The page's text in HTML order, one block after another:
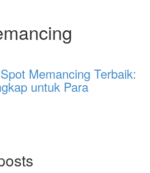
Memancing Terbaik:
untuk Para